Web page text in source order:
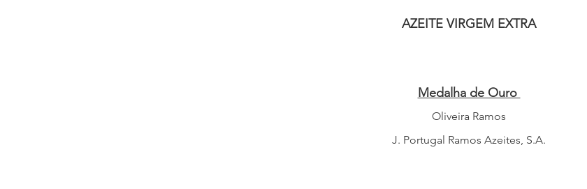
AZEITE VIRGEM EXTRA
Medalha de Ouro
Oliveira Ramos
J. Portugal Ramos Azeites, S.A.